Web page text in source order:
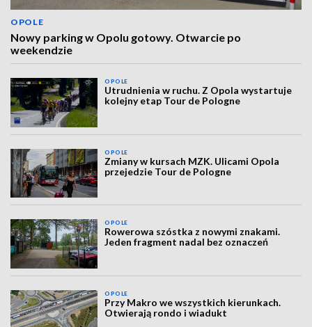
OPOLE
Nowy parking w Opolu gotowy. Otwarcie po
weekendzie
OPOLE
Utrudnienia w ruchu. Z Opola wystartuje
kolejny etap Tour de Pologne
OPOLE
Zmiany w kursach MZK. Ulicami Opola
przejedzie Tour de Pologne
OPOLE
Rowerowa szóstka z nowymi znakami.
Jeden fragment nadal bez oznaczeń
OPOLE
Przy Makro we wszystkich kierunkach.
Otwierają rondo i wiadukt